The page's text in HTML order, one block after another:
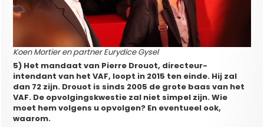
Koen Mortier en partner Eurydice Gysel
5) Het mandaat van Pierre Drouot, directeur-
intendant van het VAF, loopt in 2015 ten einde. Hij zal
dan 72 zijn. Drouot is sinds 2005 de grote baas van het
VAF. De opvolgingskwestie zal niet simpel zijn. Wie
moet hem volgens u opvolgen? En eventueel ook,
waarom.